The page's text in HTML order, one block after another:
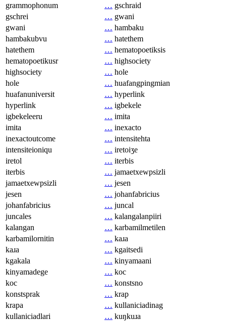
grammophonum
… gschraid
gschrei
… gwani
gwani
… hambaku
hambakubvu
… hatethem
hatethem
… hematopoetiksis
hematopoetikusr
… highsociety
highsociety
… hole
hole
… huafangpingmian
huafanuniversit
… hyperlink
hyperlink
… igbekele
igbekeleeru
… imita
imita
… inexacto
inexactoutcome
… intensitehta
intensiteioniqu
… iretoiʒe
iretol
… iterbis
iterbis
… jamaetxewpsizli
jamaetxewpsizli
… jesen
jesen
… johanfabricius
johanfabricius
… juncal
juncales
… kalangalanpiiri
kalangan
… karbamilmetilen
karbamilornitin
… kaɹa
kaɹa
… kgaitsedi
kgakala
… kinyamaani
kinyamadege
… koc
koc
… konstsno
konstsprak
… krap
krapa
… kullaniciadinag
kullaniciadlari
… kuŋkuɹa